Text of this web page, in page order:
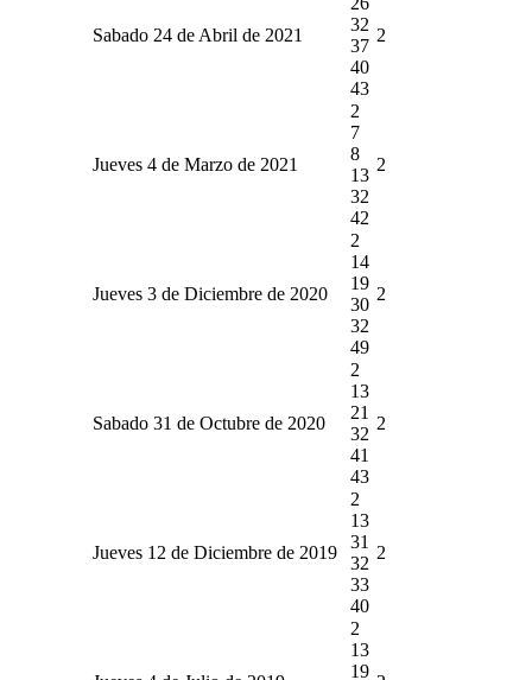
Sabado 24 de Abril de 2021
32
37
40
43
2
Jueves 4 de Marzo de 2021
2
7
8
13
32
42
2
Jueves 3 de Diciembre de 2020
2
14
19
30
32
49
2
Sabado 31 de Octubre de 2020
2
13
21
32
41
43
2
Jueves 12 de Diciembre de 2019
2
13
31
32
33
40
2
2
13
19